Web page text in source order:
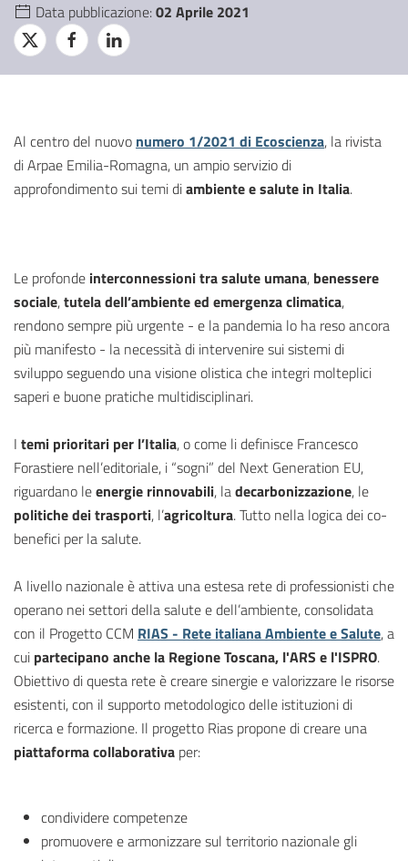
Data pubblicazione:02 Aprile 2021
Al centro del nuovo numero 1/2021 di Ecoscienza, la rivista
di Arpae Emilia-Romagna, un ampio servizio di
approfondimento sui temi diambiente e salute in Italia.
Le profonde interconnessioni tra salute umana, benessere
sociale,tutela dell’ambiente ed emergenza climatica,
rendono sempre più urgente - e la pandemia lo ha reso ancora
più manifesto - la necessità di intervenire sui sistemi di
sviluppo seguendo una visione olistica che integri molteplici
saperi e buone pratiche multidisciplinari.
I temi prioritari per l’Italia, o come li definisce Francesco
Forastiere nell’editoriale, i “sogni” del Next Generation EU,
riguardano leenergie rinnovabili, ladecarbonizzazione, le
politiche dei trasporti, l’agricoltura. Tutto nella logica dei co-
benefici per la salute.
A livello nazionale è attiva una estesa rete di professionisti che
operano nei settori della salute e dell’ambiente, consolidata
con il Progetto CCM RIAS - Rete italiana Ambiente e Salute, a
cui partecipano anche la Regione Toscana, l'ARS e l'ISPRO.
Obiettivo di questa rete è creare sinergie e valorizzare le risorse
esistenti, con il supporto metodologico delle istituzioni di
ricerca e formazione. Il progetto Rias propone di creare una
piattaforma collaborativa per:
condividere competenze
promuovere e armonizzare sul territorio nazionale gli